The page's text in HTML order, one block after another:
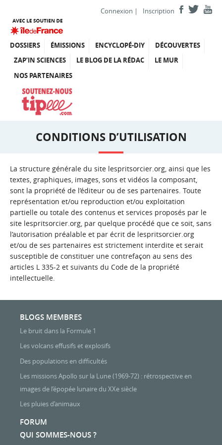
Connexion | Inscription
DOSSIERS ÉMISSIONS ENCYCLOPÉ-DIY
DÉCOUVERTES
ZAP’IN SCIENCES
LE BLOG DE LA RÉDAC
LE MUR
NOS PARTENAIRES
CONDITIONS D’UTILISATION
La structure générale du site lespritsorcier.org, ainsi que les
textes, graphiques, images, sons et vidéos la composant,
sont la propriété de l’éditeur ou de ses partenaires. Toute
représentation et/ou reproduction et/ou exploitation
partielle ou totale des contenus et services proposés par le
site lespritsorcier.org, par quelque procédé que ce soit, sans
l’autorisation préalable et par écrit de lespritsorcier.org
et/ou de ses partenaires est strictement interdite et serait
susceptible de constituer une contrefaçon au sens des
articles L 335-2 et suivants du Code de la propriété
intellectuelle.
BLOGS MEMBRES
Le bruit dans la Formule 1
Les volcans effusifs et explosifs
Des populations en difficultés
Les missions Apollo sur la Lune (1969-72) : rétrospective en
images de l’épopée lunaire du XXe siècle
Les pluies d’animaux
FORUM
QUI SOMMES-NOUS ?